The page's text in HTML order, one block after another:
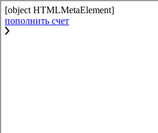
[object HTMLMetaElement]
пополнить счет